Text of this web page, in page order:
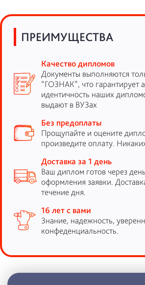
ПРЕИМУЩЕСТВА
Качество дипломов
Документы выполняются
“ГОЗНАК”, что гарантирует
идентичность наших
выдают в ВУЗах
Без предоплаты
Прощупайте и оцените
произведите оплату.
Доставка за 1 день
Ваш диплом готов через
оформления заявки.
течение дня.
16 лет с вами
Знание, надежность,
конфеденциальность.